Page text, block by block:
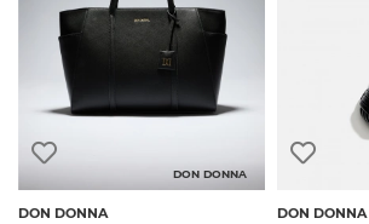
DON DONNA
DON DONNA DON DONNA